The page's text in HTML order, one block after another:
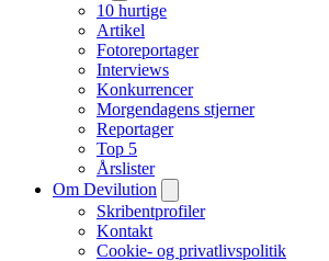
10 hurtige
Artikel
Fotoreportager
Interviews
Konkurrencer
Morgendagens stjerner
Reportager
Top 5
Årslister
Om Devilution
Skribentprofiler
Kontakt
Cookie- og privatlivspolitik